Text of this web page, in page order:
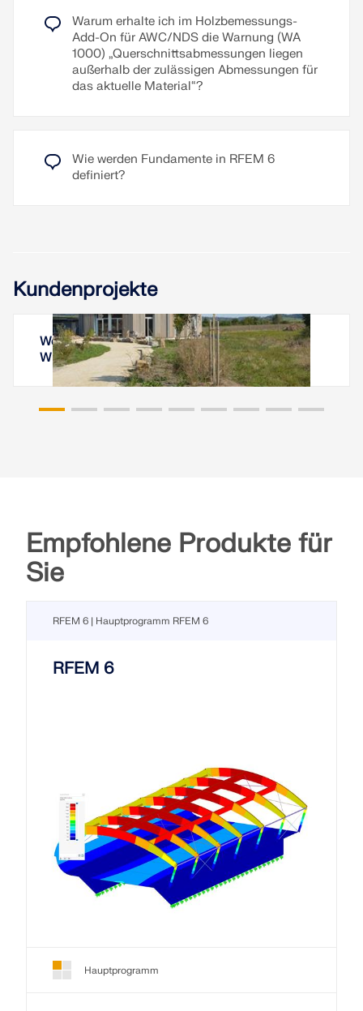
Warum erhalte ich im Holzbemessungs-
Add-On für AWC/NDS die Warnung (WA
1000) „Querschnittsabmessungen liegen
außerhalb der zulässigen Abmessungen für
das aktuelle Material“?
Wie werden Fundamente in RFEM 6
definiert?
Kundenprojekte
Wohnturm Tempelhof, Kreßberg, Baden-
Württemberg
Empfohlene Produkte für
Sie
RFEM 6 | Hauptprogramm RFEM 6
RFEM 6
Hauptprogramm